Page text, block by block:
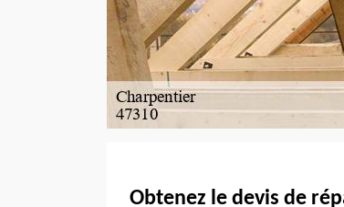
Obtenez le devis de